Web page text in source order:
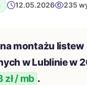
12.05.2026 235
montażu listew
w Lublinie w
zł / mb .